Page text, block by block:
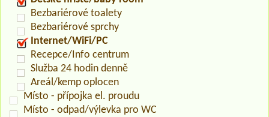
Bezbariérové toalety
Bezbariérové sprchy
Internet/WiFi/PC
Recepce/Info centrum
Služba 24 hodin denně
Areál/kemp oplocen
Místo - přípojka el. proudu
Místo - odpad/výlevka pro WC